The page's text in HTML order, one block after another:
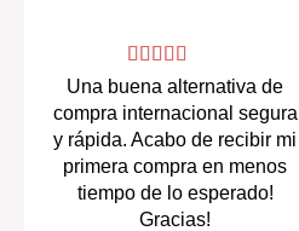
Una buena alternativa de
compra internacional segura
y rápida. Acabo de recibir mi
primera compra en menos
tiempo de lo esperado!
Gracias!